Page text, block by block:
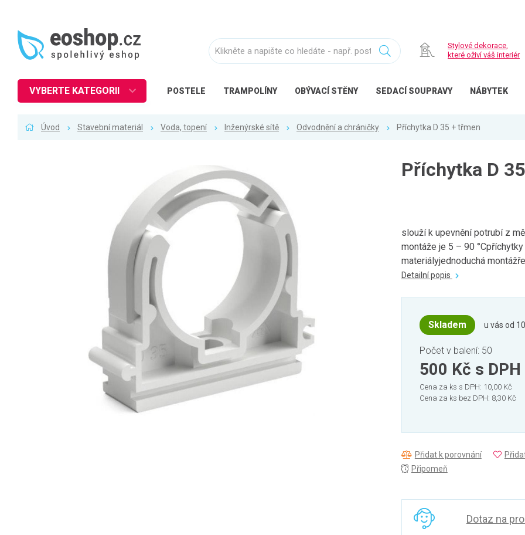
Stylové dekorace,
které oživí váš interiér
POSTELE TRAMPOLÍNY OBÝVACÍ STĚNY SEDACÍ SOUPRAVY NÁBYTEK
VYBERTE KATEGORII
Pracovna a kancelář
Textil, koberce
Svítidla, žárovky
Úvod Stavební materiál Voda, topení Inženýrské sítě Odvodnění a chráničky Příchytka D 35 + třmen
Příchytka D
slouží k upevnění potrubí z
montáže je 5 – 90
materiályjednoduchá
Detailní popis
Skladem u vás od
Počet v balení: 50
500 Kč s DPH
Cena za ks s DPH: 10,00 Kč
Cena za ks bez DPH: 8,30 Kč
Přidat k porovnání
Připomeň
Dotaz na